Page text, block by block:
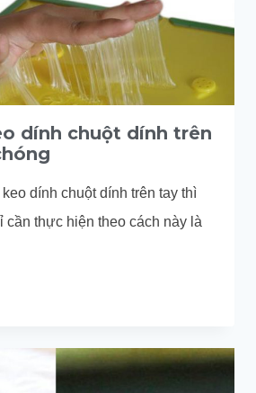
dính chuột dính trên
dính chuột dính trên tay thì
cần thực hiện theo cách này là